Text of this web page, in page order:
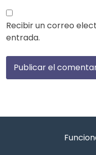
Recibir un correo
entrada.